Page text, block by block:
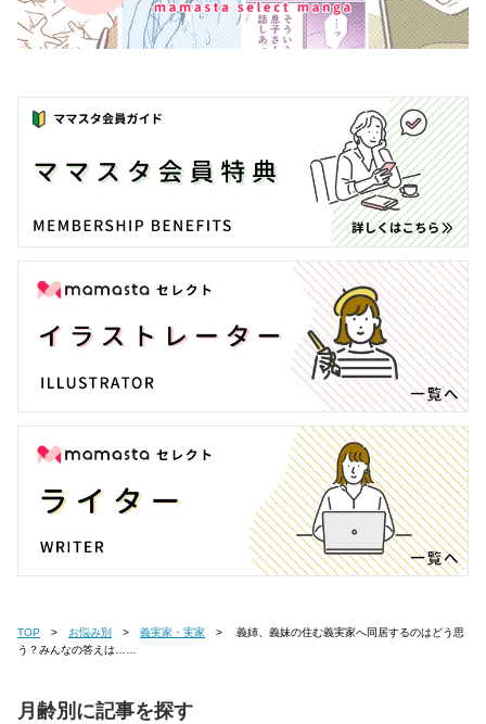
TOP お悩み別 義実家・実家
う？みんなの答えは……
月齢別に記事を探す